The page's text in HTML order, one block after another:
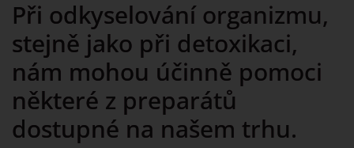
Při odkyselování organizmu,
stejně jako při detoxikaci,
nám mohou účinně pomoci
některé z preparátů
dostupné na našem trhu.